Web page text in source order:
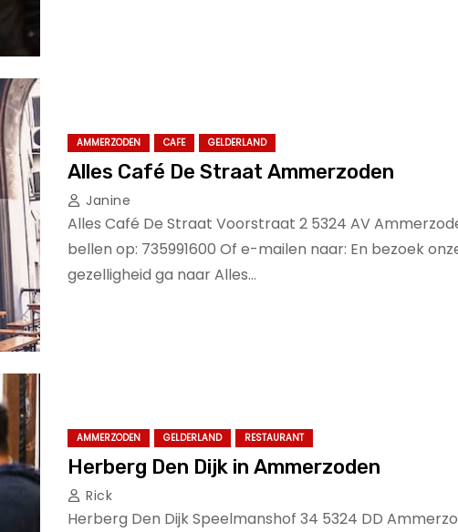
AMMERZODEN CAFE GELDERLAND
Alles Café De Straat Ammerzoden
Janine
Alles Café De Straat Voorstraat 2 5324 AV
bellen op: 735991600 Of e-mailen naar: En bezoek
gezelligheid ga naar Alles…
AMMERZODEN GELDERLAND RESTAURANT
Herberg Den Dijk in Ammerzoden
Rick
Herberg Den Dijk Speelmanshof 34 5324 DD